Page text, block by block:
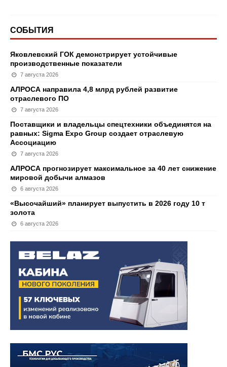
СОБЫТИЯ
Яковлевский ГОК демонстрирует устойчивые
производственные показатели
7 августа 2026
АЛРОСА направила 4,8 млрд рублей развитие
отраслевого ПО
7 августа 2026
Поставщики и владельцы спецтехники объединятся на
равных: Sigma Expo Group создает отраслевую
Ассоциацию
7 августа 2026
АЛРОСА прогнозирует максимальное за 40 лет снижение
мировой добычи алмазов
6 августа 2026
«Высочайший» планирует выпустить в 2026 году 10 т
золота
6 августа 2026